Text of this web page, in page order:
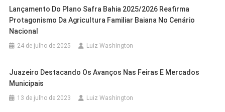
Lançamento Do Plano Safra Bahia 2025/2026 Reafirma
Protagonismo Da Agricultura Familiar Baiana No Cenário
Nacional
24 de julho de 2025 Luiz Washington
Juazeiro Destacando Os Avanços Nas Feiras E Mercados
Municipais
13 de julho de 2023 Luiz Washington